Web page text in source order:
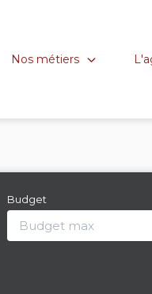
Nos métiers
Budget